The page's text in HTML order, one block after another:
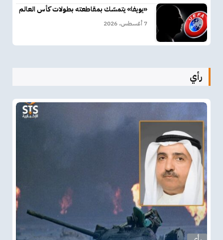
«يويفا» يتمسّك بمقاطعته بطولات كأس العالم
7 أغسطس، 2026
رأي